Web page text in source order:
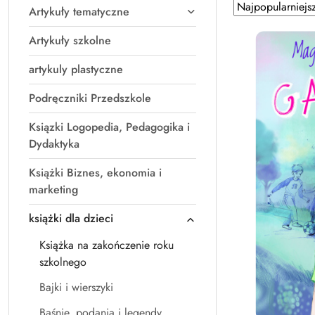
Artykuły tematyczne
Artykuły szkolne
artykuly plastyczne
Podręczniki Przedszkole
Ksiązki Logopedia, Pedagogika i
Dydaktyka
Książki Biznes, ekonomia i
marketing
książki dla dzieci
Książka na zakończenie roku
szkolnego
Bajki i wierszyki
Zastosowano
sortowanie:
Sortuj
według